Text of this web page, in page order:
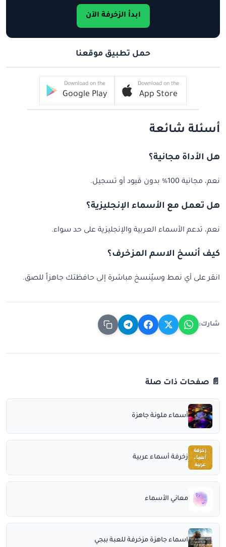
ابدأ الزخرفة الآن
حمل تطبيق موقعنا
Download on the
App Store
Download on the
Google Play
أسئلة شائعة
هل الأداة مجانية؟
نعم، مجانية 100% بدون قيود أو تسجيل.
هل تعمل مع الأسماء الإنجليزية؟
نعم، تدعم الأسماء العربية والإنجليزية على حد سواء.
كيف أنسخ الاسم المزخرف؟
انقر على أي نمط وسيُنسخ مباشرة إلى حافظتك جاهزاً للصق.
شارك:
📄 صفحات ذات صلة
أسماء ملونة جاهزة
زخرفة أسماء عربية
معاني الأسماء
اسماء جاهزة مزخرفة للعبة ببجي